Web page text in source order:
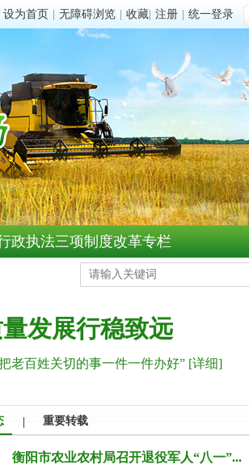
设为首页 无障碍浏览 收藏 注册 统一登录
政执法三项制度改革专栏
衡阳市农业农村局召开全局青年干部座谈会
发展行稳致远
老百姓关切的事一件一件办好” [详细]
重要转载
衡阳市农业农村局召开退役军人“八一”...